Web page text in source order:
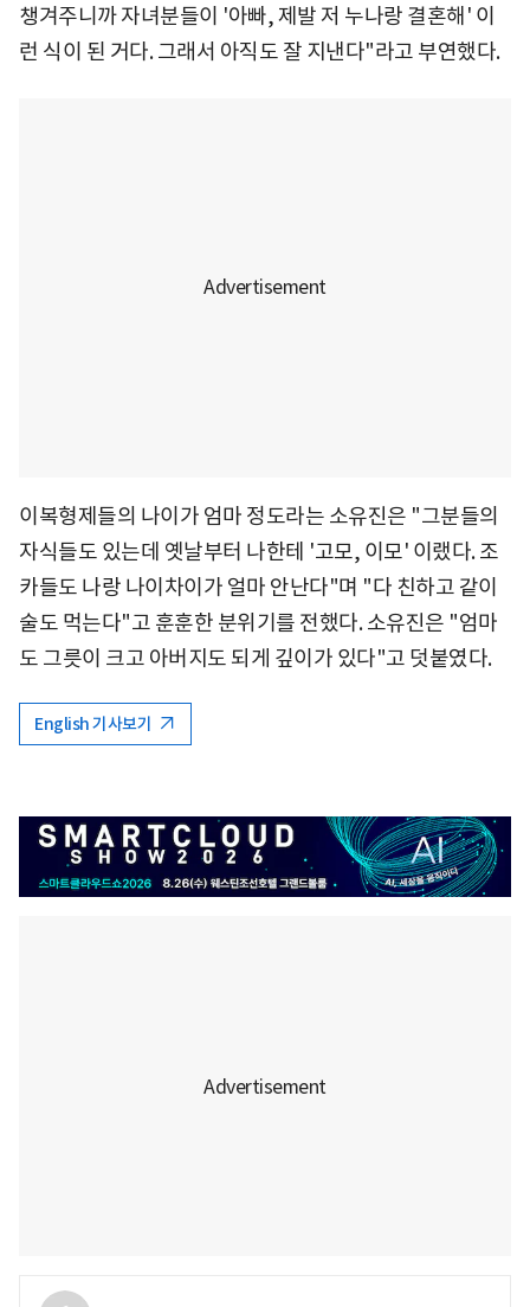
챙겨주니까 자녀분들이 '아빠, 제발 저 누나랑 결혼해' 이
런 식이 된 거다. 그래서 아직도 잘 지낸다"라고 부연했다.
이복형제들의 나이가 엄마 정도라는 소유진은 "그분들의
자식들도 있는데 옛날부터 나한테 '고모, 이모' 이랬다. 조
카들도 나랑 나이차이가 얼마 안난다"며 "다 친하고 같이
술도 먹는다"고 훈훈한 분위기를 전했다. 소유진은 "엄마
도 그릇이 크고 아버지도 되게 깊이가 있다"고 덧붙였다.
English 기사보기